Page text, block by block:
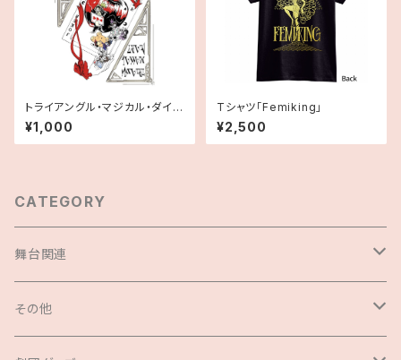
トライアングル・マジカル・ダイア
リー
¥1,000
Tシャツ「Femiking」
¥2,500
CATEGORY
舞台関連
セット商品
その他